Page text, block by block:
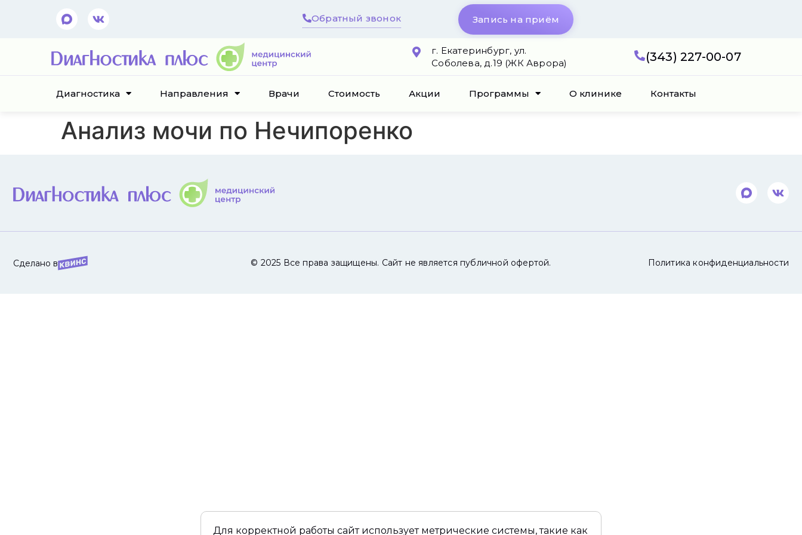
Обратный звонок Запись на приём
г. Екатеринбург, ул.
Соболева, д.19 (ЖК Аврора)
(343) 227-00-07
Диагностика Направления Врачи Стоимость Акции Программы О клинике Контакты
Анализ мочи по Нечипоренко
Сделано в © 2025 Все права защищены. Сайт не является публичной офертой. Политика конфиденциальности
Для корректной работы сайт использует метрические системы, такие как